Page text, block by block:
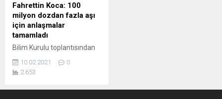
Fahrettin Koca: 100
milyon dozdan fazla aşı
için anlaşmalar
tamamladı
Bilim Kurulu toplantısından
Bakanı Koca, “Ülkemiz
yaklaşık 15 milyon doz aşıyı
10.02.2021
0
2.653